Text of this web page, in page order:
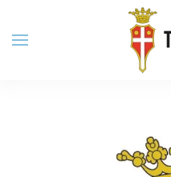
Skip to main content